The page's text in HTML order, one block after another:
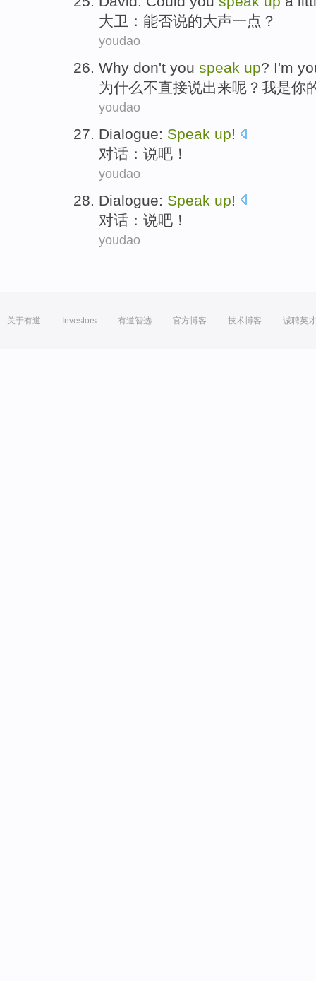
大卫 ： 能否说的大声一点 ？
youdao
Why don't you speak up? I'm
为什么不直接说出来呢？ 我是你
youdao
Dialogue: Speak up!
对话 ： 说吧 ！
youdao
Dialogue: Speak up!
对话 ： 说吧 ！
youdao
关于有道 Investors 有道智选 官方博客 技术博客 诚聘英才